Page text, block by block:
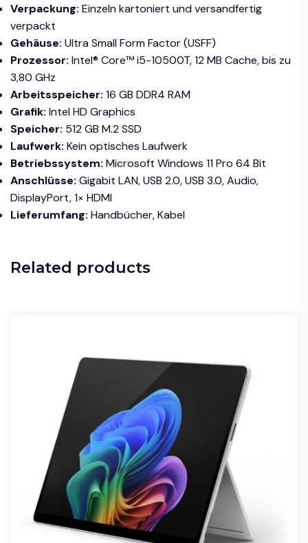
USFF
/
142449
Menge
Verpackung: Einzeln kartoniert und versandfertig
verpackt
Gehäuse: Ultra Small Form Factor (USFF)
Prozessor: Intel® Core™ i5-10500T, 12 MB Cache, bis zu
3,80 GHz
Arbeitsspeicher: 16 GB DDR4 RAM
Grafik: Intel HD Graphics
Speicher: 512 GB M.2 SSD
Laufwerk: Kein optisches Laufwerk
Betriebssystem: Microsoft Windows 11 Pro 64 Bit
Anschlüsse: Gigabit LAN, USB 2.0, USB 3.0, Audio,
DisplayPort, 1× HDMI
Lieferumfang: Handbücher, Kabel
Related products